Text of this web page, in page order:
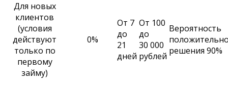
Для новых
клиентов
(условия
действуют
только по
первому
займу)
0%
От 7
до
21
дней
От 100
до
30 000
рублей
Вероятность
решения 90%